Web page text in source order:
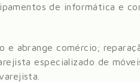
de informática e
e abrange comércio;
especializado de